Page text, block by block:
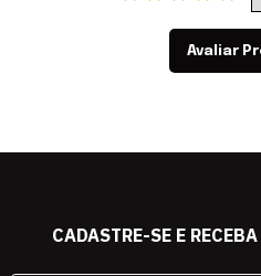
Avaliar
CADASTRE-SE E RECEBA